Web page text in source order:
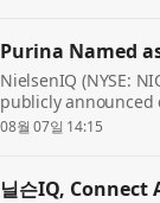
Purina Named
NielsenIQ (NYSE:
publicly announced
of the program with
08월 07일 14:15
닐슨IQ, Connect